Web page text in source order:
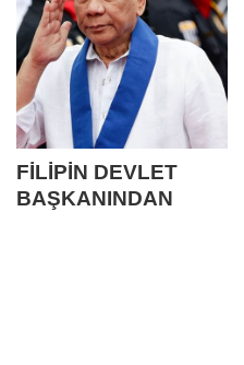
FİLİPİN DEVLET
BAŞKANINDAN